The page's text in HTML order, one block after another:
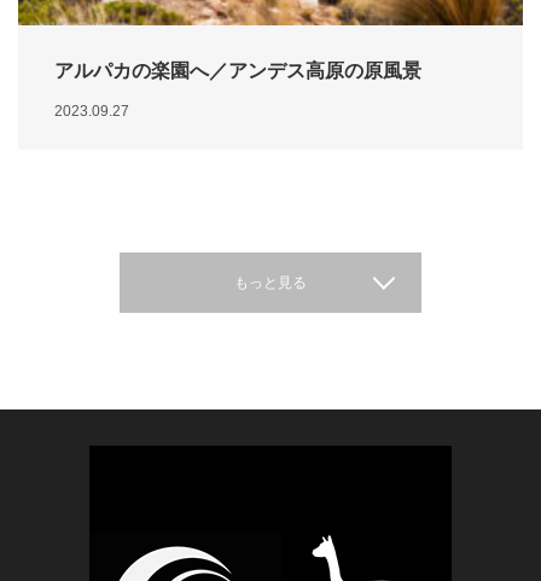
アルパカの楽園へ／アンデス高原の原風景
2023.09.27
もっと見る